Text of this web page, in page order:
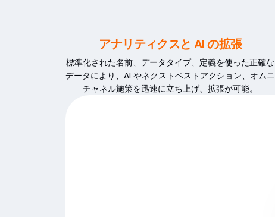
アナリティクスと AI の拡張
標準化された名前、データタイプ、定義を使った正確な
データにより、AI やネクストベストアクション、オムニ
チャネル施策を迅速に立ち上げ、拡張が可能。